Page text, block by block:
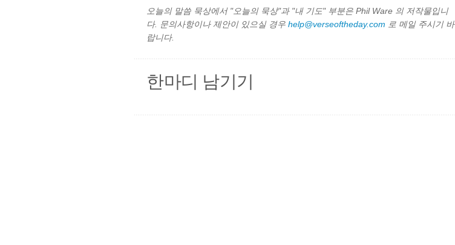
오늘의 말씀 묵상에서 "오늘의 묵상"과 "내 기도" 부분은 Phil Ware 의 저작물입니
다. 문의사항이나 제안이 있으실 경우 help@verseoftheday.com 로 메일 주시기 바
랍니다.
한마디 남기기